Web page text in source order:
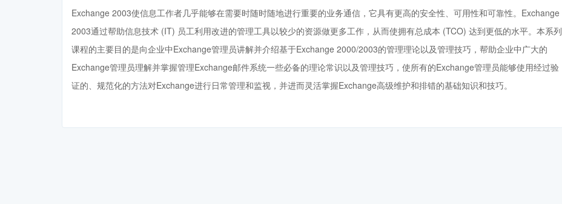
Exchange 2003使信息工作者几乎能够在需要时随时随地进行重要的业务通信，它具有更高的安全性、可用性和可靠性。Exchange
2003通过帮助信息技术 (IT) 员工利用改进的管理工具以较少的资源做更多工作，从而使拥有总成本 (TCO) 达到更低的水平。本系列
课程的主要目的是向企业中Exchange管理员讲解并介绍基于Exchange 2000/2003的管理理论以及管理技巧，帮助企业中广大的
Exchange管理员理解并掌握管理Exchange邮件系统一些必备的理论常识以及管理技巧，使所有的Exchange管理员能够使用经过验
证的、规范化的方法对Exchange进行日常管理和监视，并进而灵活掌握Exchange高级维护和排错的基础知识和技巧。